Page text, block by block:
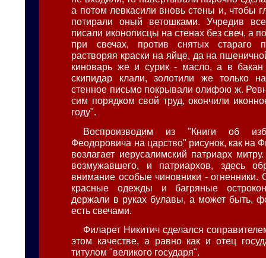
а потом левкасили вновь стены и, чтобы
потирали оный ветошками. Учредив
писали иконописцы на стенах без свеч, а
при свечах, против снятых стараго
растворяя краски на яйце, да на
киноварь же и сурик - масло, а в
скипидар клали, золотили же только
стенное письмо покрывали олифою ж.
сим порядком свой труд, окончили
году".
Воспроизводим из "Книги об
Феодоровича на царство" рисунок, как на
возлагает иерусалимский патриарх
возмужавшего, и патриархов, здесь
внимание особые чиновники -
красные одежды и багряные
держали в руках булавы, а может быть,
есть свечами.
Филарет Никитич сделался
этом качестве, а равно как и отец
титулом "великого государя".